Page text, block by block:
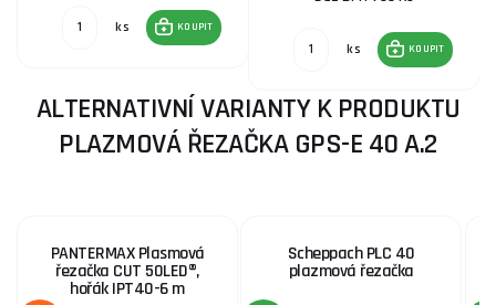
ks KOUPIT
ks KOUPIT
ALTERNATIVNÍ VARIANTY K PRODUKTU
PLAZMOVÁ ŘEZAČKA GPS-E 40 A.2
PANTERMAX Plasmová
řezačka CUT 50LED®,
hořák IPT40-6 m
Scheppach PLC 40
plazmová řezačka